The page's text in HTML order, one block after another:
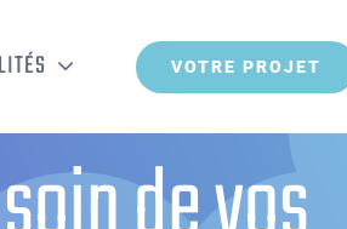
VOTRE PROJET